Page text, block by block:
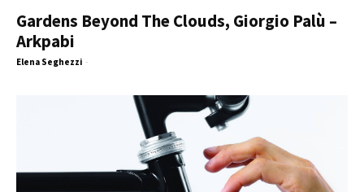
Gardens Beyond The Clouds, Giorgio Palù –
Arkpabi
Elena Seghezzi -